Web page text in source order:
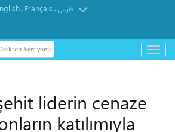
. Français.فارسی
Versiyonu
باز
و
liderin cenaze
katılımıyla